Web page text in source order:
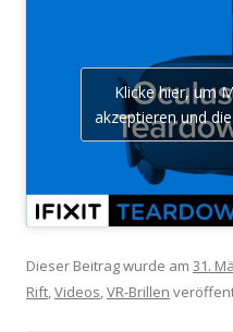
Klicke hier, um
akzeptieren und
Dieser Beitrag wurde am 31.
Rift,Videos,VR-Brillen